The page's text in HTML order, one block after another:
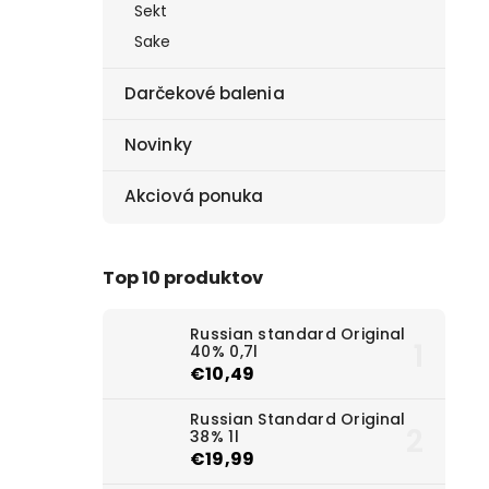
Sekt
Sake
Darčekové balenia
Novinky
Akciová ponuka
Top 10 produktov
Russian standard Original
40% 0,7l
€10,49
Russian Standard Original
38% 1l
€19,99